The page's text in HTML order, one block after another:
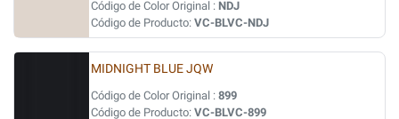
Código de Color Original : NDJ
Código de Producto: VC-BLVC-NDJ
MIDNIGHT BLUE JQW
Código de Color Original : 899
Código de Producto: VC-BLVC-899